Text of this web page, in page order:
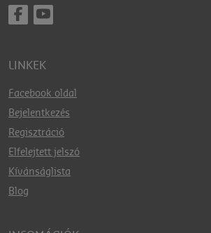
LINKEK
Facebook oldal
Bejelentkezés
Regisztráció
Elfelejtett jelszó
Kívánságlista
Blog